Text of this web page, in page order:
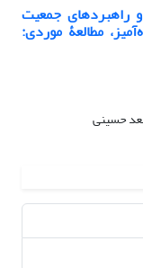
راهبردهای جمعیت
مطالعۀ موردی:
حسینی